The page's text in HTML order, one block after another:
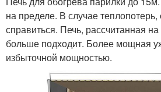
на пределе. В случае
справиться. Печь, рассчитанная
больше подходит. Более мощная
избыточной мощностью.